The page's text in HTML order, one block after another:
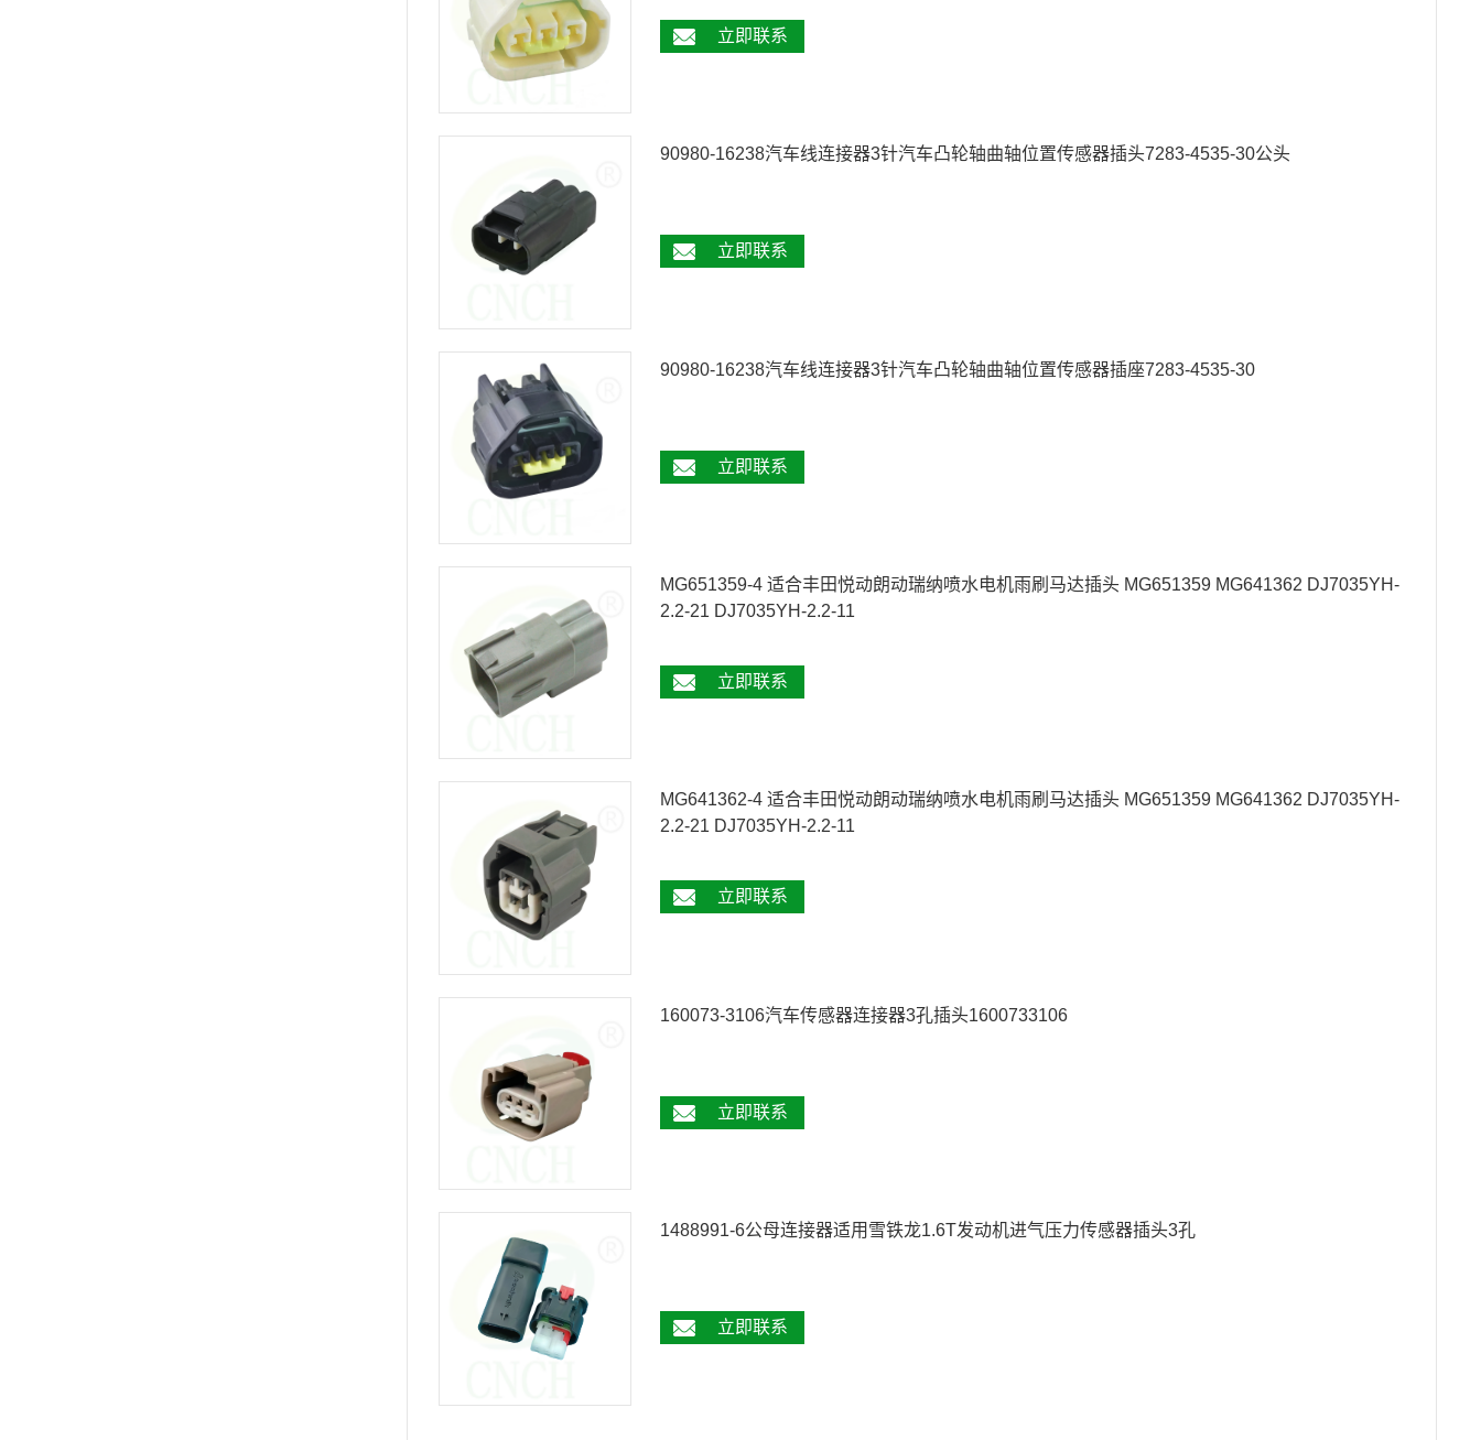
立即联系
90980-16238汽车线连接器3针汽车凸轮轴曲轴位置传感器插头7283-4535-30公头
立即联系
90980-16238汽车线连接器3针汽车凸轮轴曲轴位置传感器插座7283-4535-30
立即联系
MG651359-4 适合丰田悦动朗动瑞纳喷水电机雨刷马达插头 MG651359 MG641362 DJ7035YH-
2.2-21 DJ7035YH-2.2-11
立即联系
MG641362-4 适合丰田悦动朗动瑞纳喷水电机雨刷马达插头 MG651359 MG641362 DJ7035YH-
2.2-21 DJ7035YH-2.2-11
立即联系
160073-3106汽车传感器连接器3孔插头1600733106
立即联系
1488991-6公母连接器适用雪铁龙1.6T发动机进气压力传感器插头3孔
立即联系